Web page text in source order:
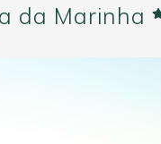
da Marinha